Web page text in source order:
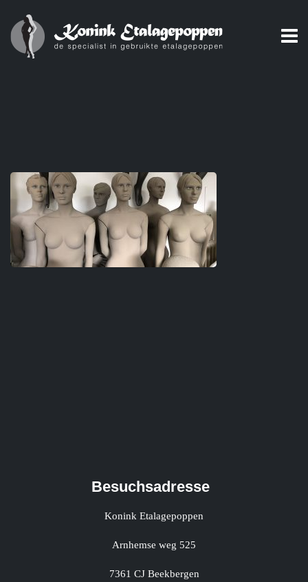
Besuchsadresse
Konink Etalagepoppen
Arnhemse weg 525
7361 CJ Beekbergen